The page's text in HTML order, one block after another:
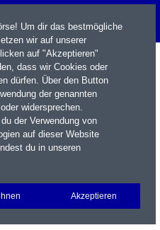
Portfolio Login
Um dir das bestmögliche
wir auf unserer
auf "Akzeptieren"
dass wir Cookies oder
dürfen. Über den Button
der genannten
widersprechen.
der Verwendung von
auf dieser Website
du in unseren
Akzeptieren